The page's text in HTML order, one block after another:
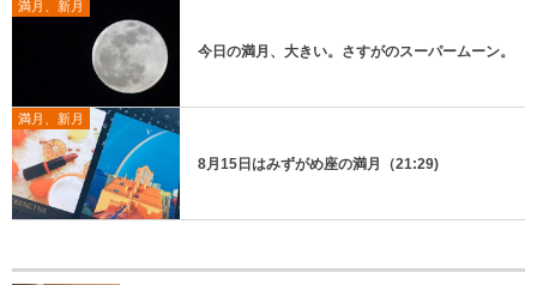
満月、新月
今日の満月、大きい。さすがのスーパームーン。
満月、新月
8月15日はみずがめ座の満月（21:29)